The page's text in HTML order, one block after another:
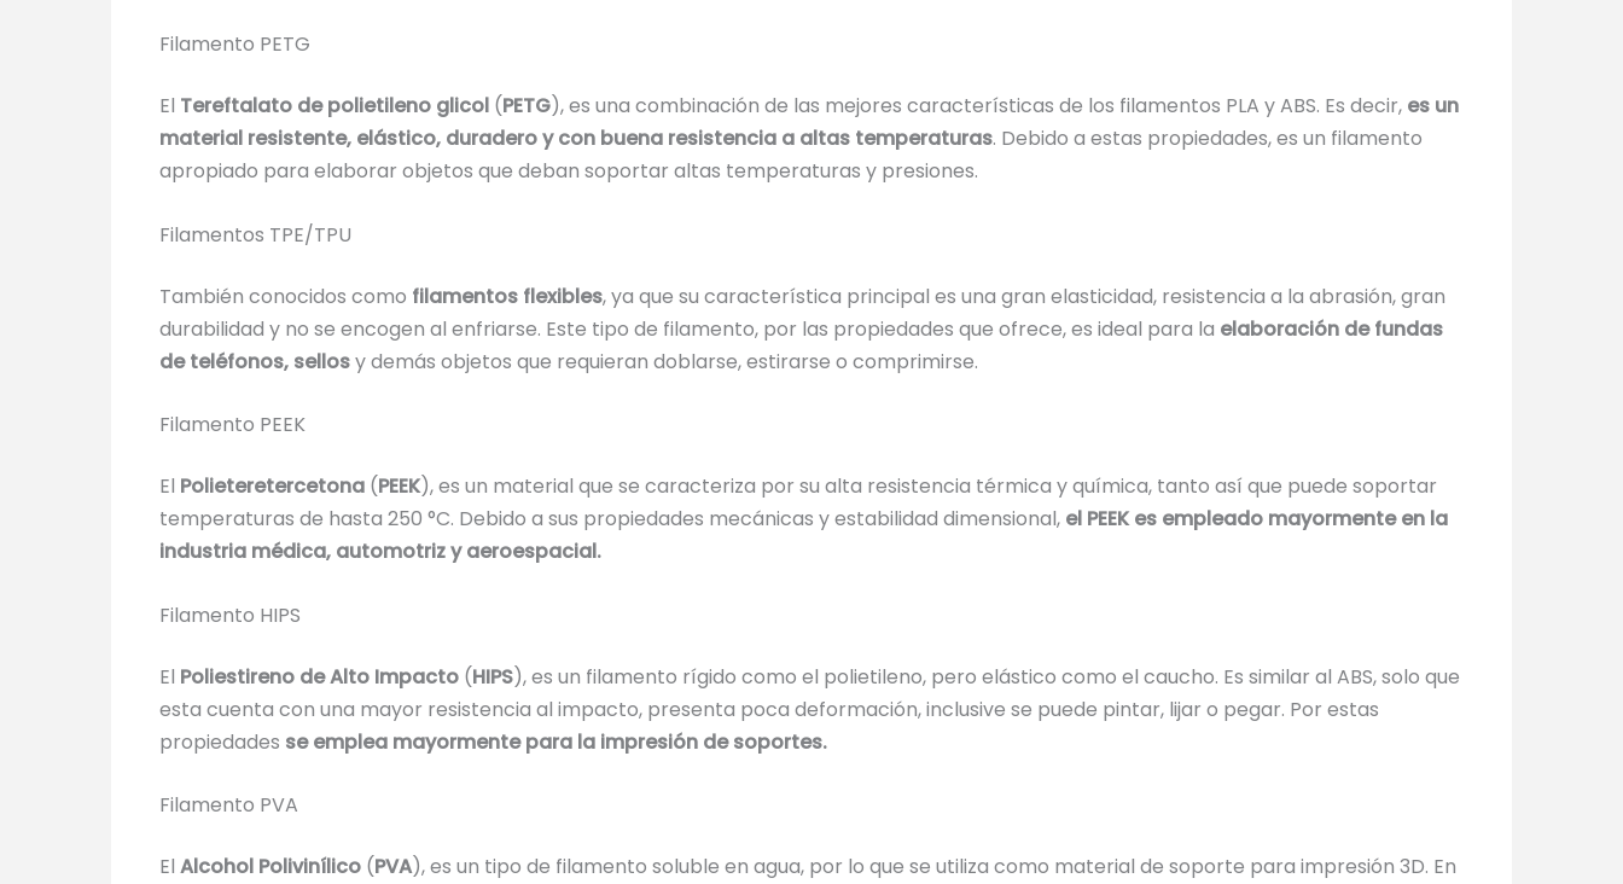
Filamento PETG
El Tereftalato de polietileno glicol (PETG), es una combinación de las mejores características de los filamentos PLA y ABS. Es decir, es un
material resistente, elástico, duradero y con buena resistencia a altas temperaturas. Debido a estas propiedades, es un filamento
apropiado para elaborar objetos que deban soportar altas temperaturas y presiones.
Filamentos TPE/TPU
También conocidos como filamentos flexibles, ya que su característica principal es una gran elasticidad, resistencia a la abrasión, gran
durabilidad y no se encogen al enfriarse. Este tipo de filamento, por las propiedades que ofrece, es ideal para la elaboración de fundas
de teléfonos, sellosy demás objetos que requieran doblarse, estirarse o comprimirse.
Filamento PEEK
El Polieteretercetona (PEEK), es un material que se caracteriza por su alta resistencia térmica y química, tanto así que puede soportar
temperaturas de hasta 250 °C. Debido a sus propiedades mecánicas y estabilidad dimensional, el PEEK es empleado mayormente en la
industria médica, automotriz y aeroespacial.
Filamento HIPS
El Poliestireno de Alto Impacto (HIPS), es un filamento rígido como el polietileno, pero elástico como el caucho. Es similar al ABS, solo que
esta cuenta con una mayor resistencia al impacto, presenta poca deformación, inclusive se puede pintar, lijar o pegar. Por estas
propiedades se emplea mayormente para la impresión de soportes.
Filamento PVA
El Alcohol Polivinílico (PVA), es un tipo de filamento soluble en agua, por lo que se utiliza como material de soporte para impresión 3D. En